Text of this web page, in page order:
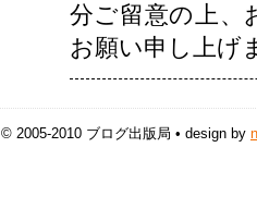
分ご留意の上、
お願い申し上げ
© 2005-2010 ブログ出版局 • design by